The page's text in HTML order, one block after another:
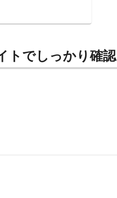
トでしっかり確認